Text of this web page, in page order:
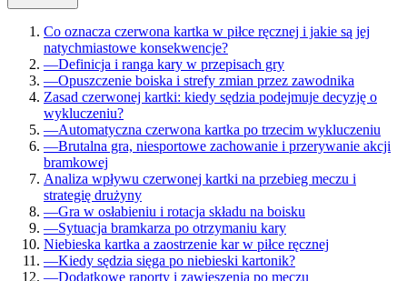
Co oznacza czerwona kartka w piłce ręcznej i jakie są jej
natychmiastowe konsekwencje?
—Definicja i ranga kary w przepisach gry
—Opuszczenie boiska i strefy zmian przez zawodnika
Zasad czerwonej kartki: kiedy sędzia podejmuje decyzję o
wykluczeniu?
—Automatyczna czerwona kartka po trzecim wykluczeniu
—Brutalna gra, niesportowe zachowanie i przerywanie akcji
bramkowej
Analiza wpływu czerwonej kartki na przebieg meczu i
strategię drużyny
—Gra w osłabieniu i rotacja składu na boisku
—Sytuacja bramkarza po otrzymaniu kary
Niebieska kartka a zaostrzenie kar w piłce ręcznej
—Kiedy sędzia sięga po niebieski kartonik?
—Dodatkowe raporty i zawieszenia po meczu